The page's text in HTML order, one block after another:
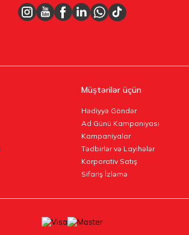
Müştərilər üçün
Hədiyyə Göndər
Ad Günü Kampaniyası
Kampaniyalar
Tədbirlər və Layihələr
Korporativ Satış
Sifariş İzləmə